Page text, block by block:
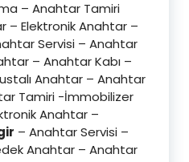
– Anahtar Tamiri
– Elektronik Anahtar –
Servisi – Anahtar
– Anahtar Kabı –
Anahtar – Anahtar
Tamiri -İmmobilizer
Anahtar –
– Anahtar Servisi –
Anahtar – Anahtar